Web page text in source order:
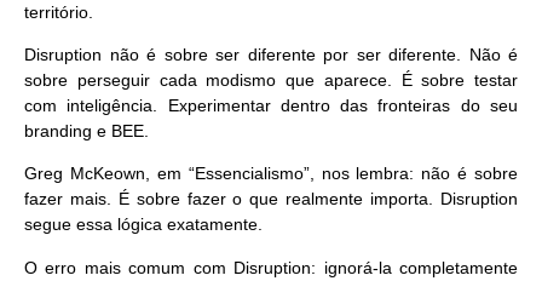
território
Disruption não é sobre ser diferente por ser diferente. Não é
sobre perseguir cada modismo que aparece. É sobre testar
com inteligência . Experimentar dentro das fronteiras do seu
branding e BEE.
Greg McKeown, em “Essencialismo”, nos lembra: não é sobre
fazer mais. É sobre fazer o que realmente importa. Disruption
segue essa lógica exatamente.
O erro mais comum com Disruption: ignorá-la completamente